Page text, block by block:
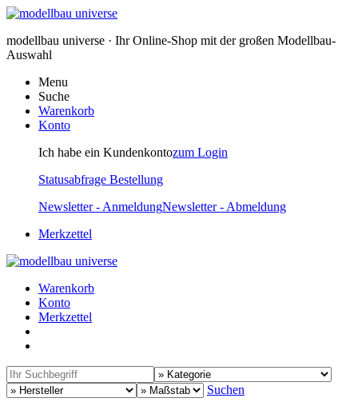
modellbau universe · Ihr Online-Shop mit der großen Modellbau-
Auswahl
Menu
Suche
Warenkorb
Konto
Ich habe ein Kundenkontozum Login
Statusabfrage Bestellung
Newsletter - AnmeldungNewsletter - Abmeldung
Merkzettel
Warenkorb
Konto
Merkzettel
Suchen